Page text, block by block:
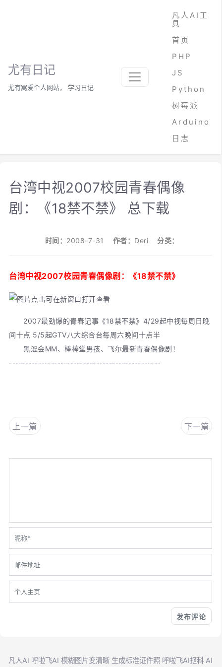
尤有日记
尤有窝爱个人网站， 学习日记
凡人AI工
具
首页
PHP
JS
Python
树莓派
Arduino
日志
台湾中视2007校园青春偶像
剧：《18禁不禁》 总下载
时间： 2008-7-31 作者： Deri 分类：
台湾中视2007校园青春偶像剧：《18禁不禁》
2007最劲爆的青春记事《18禁不禁》4/29起中视每周日晚
间十点 5/5起GTV八大综合台每周六晚间十点半
黑涩会MM、棒棒堂男孩、飞尔最新青春偶像剧！
-----------------------------------------------
上一篇 下一篇
凡人AI 呼啦飞AI 模糊图片变清晰 生成标准证件照 呼啦飞AI抠科 AI